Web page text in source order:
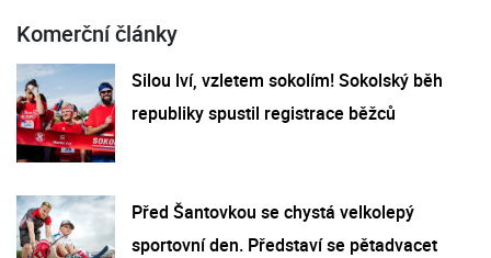
Komerční články
Silou lví, vzletem sokolím! Sokolský běh
republiky spustil registrace běžců
Před Šantovkou se chystá velkolepý
sportovní den. Představí se pětadvacet